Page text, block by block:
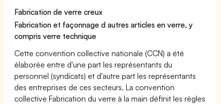
Fabrication de verre creux
Fabrication et façonnage d autres articles en verre, y
compris verre technique
Cette convention collective nationale (CCN) a été
élaborée entre d'une part les représentants du
personnel (syndicats) et d'autre part les représentants
des entreprises de ces secteurs. La convention
collective Fabrication du verre à la main définit les règles